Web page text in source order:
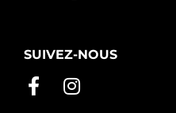
SUIVEZ-NOUS